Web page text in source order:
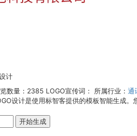
计
数量：2385 LOGO宣传词： 所属行业： 通
设计是使用标智客提供的模板智能生成
开始生成